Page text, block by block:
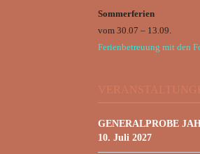
Sommerferien
vom 30.07 – 13.09.
Ferienbetreuung mit den
GENERALPROBE
10. Juli 2027